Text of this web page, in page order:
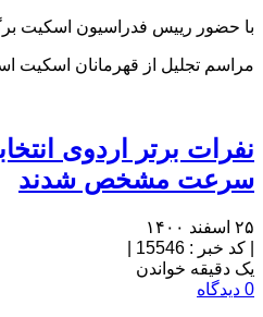
با حضور رییس فدراسیون اسکیت
مراسم تجلیل از قهرمانان اسکیت
نفرات برتر اردوی
سرعت مشخص شدند
۲۵ اسفند ۱۴۰۰
کد خبر : 15546
یک دقیقه خواندن
0 دیدگاه